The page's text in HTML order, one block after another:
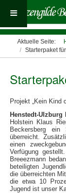
Aktuelle Seite:
Starterpaket
Projekt „Kein Kind
Henstedt-Ulzburg
Holstein Klaus
Beckersberg ein
überreicht.
einen
Verfügung
Breeezmann
beteiligten
die überreichten
die etwa 10
Jugend ist unser